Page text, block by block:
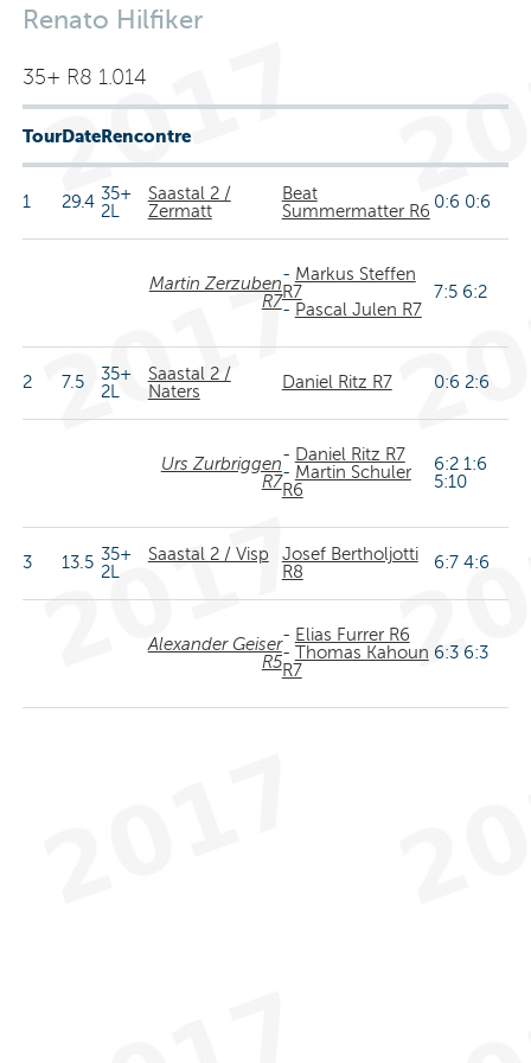
Renato Hilfiker
35+ R8 1.014
TourDateRencontre
1 29.4 35+
2L
Saastal 2 /
Zermatt
Beat
Summermatter R6 0:6 0:6
Martin Zerzuben
R7
- Markus Steffen
R7
- Pascal Julen R7
7:5 6:2
2 7.5
35+
2L
Saastal 2 /
Naters
Daniel Ritz R7 0:6 2:6
Urs Zurbriggen
R7
- Daniel Ritz R7
- Martin Schuler
R6
6:2 1:6
5:10
3 13.5 35+
2L
Saastal 2 / Visp
Josef Bertholjotti
R8
6:7 4:6
Alexander Geiser
R5
- Elias Furrer R6
- Thomas Kahoun
R7
6:3 6:3